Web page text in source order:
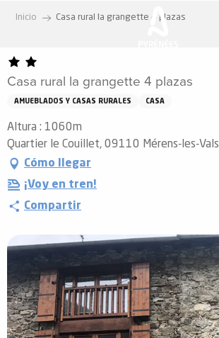
principal
Inicio Casa rural la grangette 4 plazas
Casa rural la grangette 4 plazas
AMUEBLADOS Y CASAS RURALES CASA
Altura : 1060m
Quartier le Couillet, 09110 Mérens-les-Vals
Cómo llegar
¡Voy en tren!
Compartir